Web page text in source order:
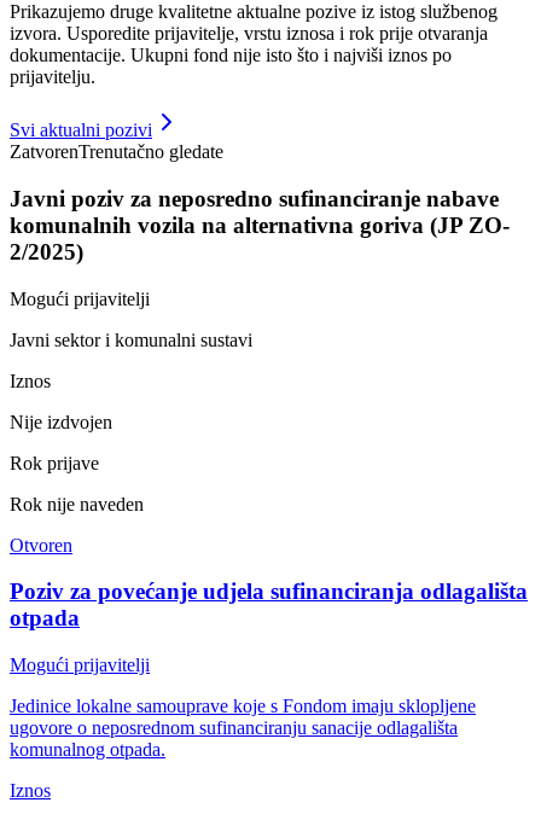
Prikazujemo druge kvalitetne aktualne pozive iz istog službenog
izvora. Usporedite prijavitelje, vrstu iznosa i rok prije otvaranja
dokumentacije. Ukupni fond nije isto što i najviši iznos po
prijavitelju.
Svi aktualni pozivi
ZatvorenTrenutačno gledate
Javni poziv za neposredno sufinanciranje nabave
komunalnih vozila na alternativna goriva (JP ZO-
2/2025)
Mogući prijavitelji
Javni sektor i komunalni sustavi
Iznos
Nije izdvojen
Rok prijave
Rok nije naveden
Otvoren
Poziv za povećanje udjela sufinanciranja odlagališta
otpada
Mogući prijavitelji
Jedinice lokalne samouprave koje s Fondom imaju sklopljene
ugovore o neposrednom sufinanciranju sanacije odlagališta
komunalnog otpada.
Iznos